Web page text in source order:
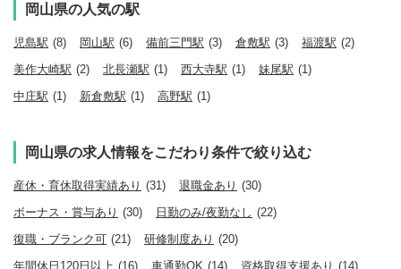
岡山県の人気の駅
児島駅 (8) 岡山駅 (6) 備前三門駅 (3) 倉敷駅 (3) 福渡駅 (2)
美作大崎駅 (2) 北長瀬駅 (1) 西大寺駅 (1) 妹尾駅 (1)
中庄駅 (1) 新倉敷駅 (1) 高野駅 (1)
岡山県の求人情報をこだわり条件で絞り込む
産休・育休取得実績あり (31) 退職金あり (30)
ボーナス・賞与あり (30) 日勤のみ/夜勤なし (22)
復職・ブランク可 (21) 研修制度あり (20)
年間休日120日以上 (16) 車通勤OK (14) 資格取得支援あり (14)